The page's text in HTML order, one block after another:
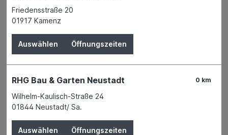
Verleihservice
Karriere
Filter
Friedensstraße 20
01917 Kamenz
Auswählen Öffnungszeiten
0 km
RHG Bau & Garten Neustadt
Wilhelm-Kaulisch-Straße 24
01844 Neustadt/ Sa.
Auswählen Öffnungszeiten